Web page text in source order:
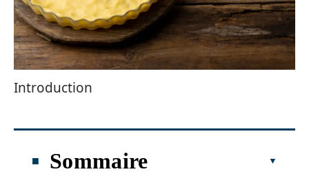
Introduction
Sommaire